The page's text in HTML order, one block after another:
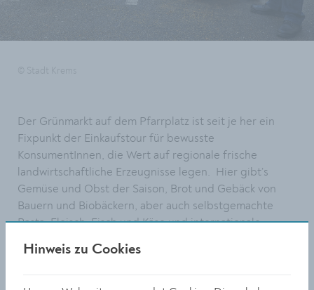
Der Grünmarkt auf dem Pfarrplatz ist seit je her ein
Fixpunkt der Einkaufstour für bewusste
KonsumentInnen, die Wert auf regionale frische
landwirtschaftliche Erzeugnisse legen. Hier gibt’s
Gemüse und Obst der Saison, Brot und Gebäck von
Bauern und Biobäckern, aber auch selbstgemachte
Pasta, Fleisch, Fisch und Käse und internationale
Gemüsepflanzen.
„Die klimabegünstigte Lage von Krems liefert die
Hinweis zu Cookies